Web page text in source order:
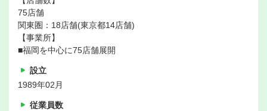
75店舗
関東圏：18店舗(東京都14店舗)
【事業所】
■福岡を中心に75店舗展開
設立
1989年02月
従業員数